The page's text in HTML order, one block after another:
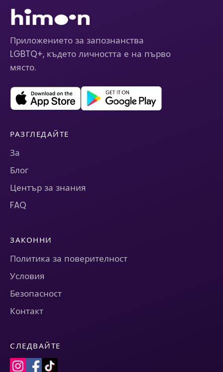
Приложението за запознанства
LGBTQ+, където личността е на първо
място.
РАЗГЛЕДАЙТЕ
За
Блог
Център за знания
FAQ
ЗАКОННИ
Политика за поверителност
Условия
Безопасност
Контакт
СЛЕДВАЙТЕ